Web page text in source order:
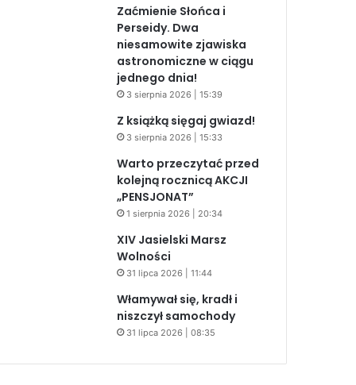
Zaćmienie Słońca i
Perseidy. Dwa
niesamowite zjawiska
astronomiczne w ciągu
jednego dnia!
3 sierpnia 2026 | 15:39
Z książką sięgaj gwiazd!
3 sierpnia 2026 | 15:33
Warto przeczytać przed
kolejną rocznicą AKCJI
„PENSJONAT”
1 sierpnia 2026 | 20:34
XIV Jasielski Marsz
Wolności
31 lipca 2026 | 11:44
Włamywał się, kradł i
niszczył samochody
31 lipca 2026 | 08:35